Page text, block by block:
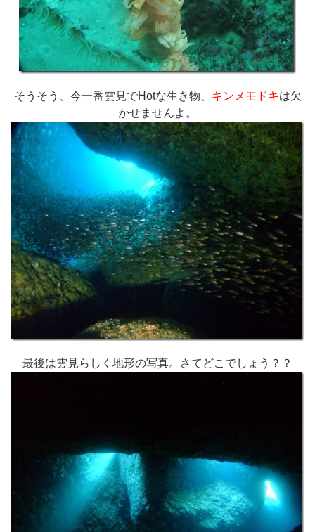
そうそう、今一番雲見でHotな生き物、 キンメモドキは欠
かせませんよ。
最後は雲見らしく地形の写真。さてどこでしょう？？